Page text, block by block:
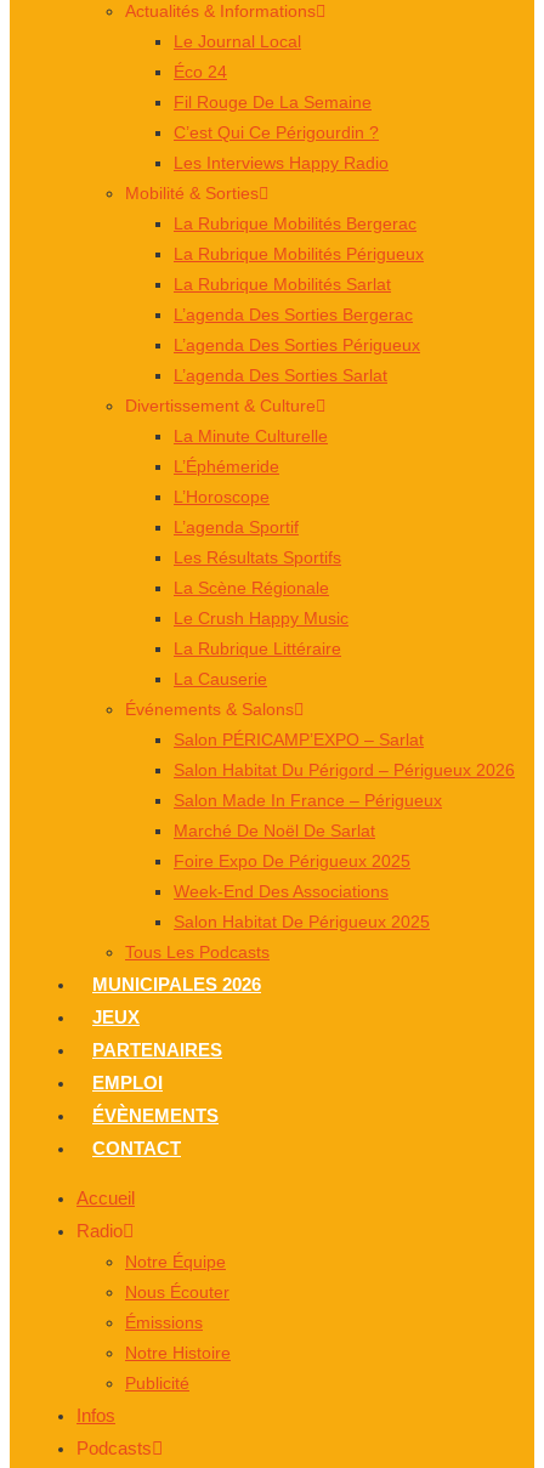
Actualités & Informations
Le Journal Local
Éco 24
Fil Rouge De La Semaine
C’est Qui Ce Périgourdin ?
Les Interviews Happy Radio
Mobilité & Sorties
La Rubrique Mobilités Bergerac
La Rubrique Mobilités Périgueux
La Rubrique Mobilités Sarlat
L’agenda Des Sorties Bergerac
L’agenda Des Sorties Périgueux
L’agenda Des Sorties Sarlat
Divertissement & Culture
La Minute Culturelle
L’Éphémeride
L’Horoscope
L’agenda Sportif
Les Résultats Sportifs
La Scène Régionale
Le Crush Happy Music
La Rubrique Littéraire
La Causerie
Événements & Salons
Salon PÉRICAMP’EXPO – Sarlat
Salon Habitat Du Périgord – Périgueux 2026
Salon Made In France – Périgueux
Marché De Noël De Sarlat
Foire Expo De Périgueux 2025
Week-End Des Associations
Salon Habitat De Périgueux 2025
Tous Les Podcasts
MUNICIPALES 2026
JEUX
PARTENAIRES
EMPLOI
ÉVÈNEMENTS
CONTACT
Accueil
Radio
Notre Équipe
Nous Écouter
Émissions
Notre Histoire
Publicité
Infos
Podcasts